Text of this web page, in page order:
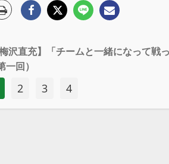
梅沢直充】「チームと一緒になって戦
回）
2 3 4